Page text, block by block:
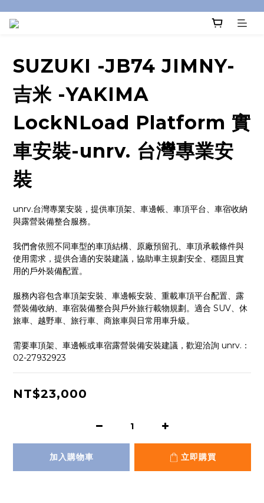
SUZUKI -JB74 JIMNY-
吉米 -YAKIMA
LockNLoad Platform 實
車安裝-unrv. 台灣專業安
裝
unrv.台灣專業安裝，提供車頂架、車邊帳、車頂平台、車宿收納
與露營裝備整合服務。
我們會依照不同車型的車頂結構、原廠預留孔、車頂承載條件與
使用需求，提供合適的安裝建議，協助車主規劃安全、穩固且實
用的戶外裝備配置。
服務內容包含車頂架安裝、車邊帳安裝、重載車頂平台配置、露
營裝備收納、車宿裝備整合與戶外旅行載物規劃。適合 SUV、休
旅車、越野車、旅行車、商旅車與日常用車升級。
需要車頂架、車邊帳或車宿露營裝備安裝建議，歡迎洽詢 unrv.：
02-27932923
NT$23,000
加入購物車 立即購買